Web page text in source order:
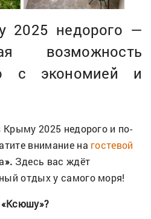
2025 недорого —
возможность
с экономией и
2025 недорого и по-
внимание на гостевой
». Здесь вас ждёт
отдых у самого моря!